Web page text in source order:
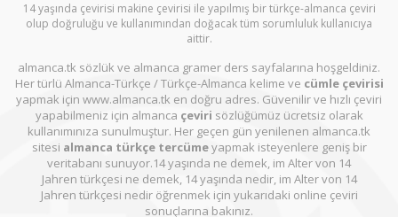
14 yaşında çevirisi makine çevirisi ile yapılmış bir türkçe-almanca çeviri
olup doğruluğu ve kullanımından doğacak tüm sorumluluk kullanıcıya
aittir.
almanca.tk sözlük ve almanca gramer ders sayfalarına hoşgeldiniz.
Her türlü Almanca-Türkçe / Türkçe-Almanca kelime ve cümle çevirisi
yapmak için www.almanca.tk en doğru adres. Güvenilir ve hızlı çeviri
yapabilmeniz için almanca çeviri sözlüğümüz ücretsiz olarak
kullanımınıza sunulmuştur. Her geçen gün yenilenen almanca.tk
sitesi almanca türkçe tercümeyapmak isteyenlere geniş bir
veritabanı sunuyor.14 yaşında ne demek, im Alter von 14
Jahren türkçesi ne demek, 14 yaşında nedir, im Alter von 14
Jahren türkçesi nedir öğrenmek için yukarıdaki online çeviri
sonuçlarına bakınız.